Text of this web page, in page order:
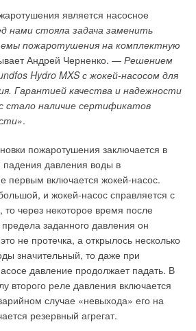
является насосное
нами стояла задача заменить
пожаротушения на комплектную
Андрей Черненко. — Решением
Hydro MXS с жокей-насосом для
Гарантией качества и надежности
стало наличие сертификатов
.
пожаротушения заключается в
давления воды в
первым включается жокей-насос.
и жокей-насос справляется с
то через некоторое время после
заданного давления он
не протечка, а открылось несколько
значительный, то даже при
давление продолжает падать. В
второго реле давления включается
случае «невыхода» его на
резервный агрегат.
— трубы продаются по такой
но более высокого качества.
благодаря сокращению
за счет повышения экономичности
их срока службы в напорных
и большего объема бесплатного
по доставке. Ценовую
труб, в первую очередь, определяет
— чем ниже цена производства, тем
выше их
что может, априори, означать их
трубам других производителей.
уровень цены снижает ценовую
труб, сводя ее нередко на нет.
путем искусственного сбивания
— ценовая, в которой различные
ценам и эти ценовые различия
в издержках. Ценовая
тогда, когда, продавец является
определенной монопольной